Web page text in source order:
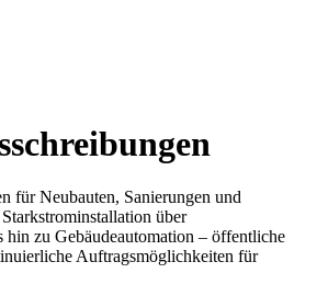
für Neubauten, Sanierungen und
über
hin zu Gebäudeautomation – öffentliche
Auftragsmöglichkeiten für